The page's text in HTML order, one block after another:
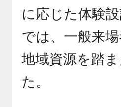
に応じた体験
では、一般来
地域資源を踏
た。